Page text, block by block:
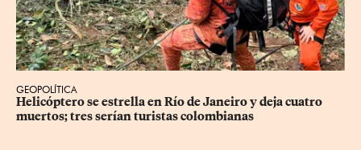
GEOPOLÍTICA
Helicóptero se estrella en Río de Janeiro y deja cuatro
muertos; tres serían turistas colombianas